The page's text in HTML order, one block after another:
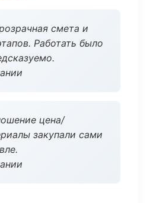
смета и
Работать было
цена/
закупали сами